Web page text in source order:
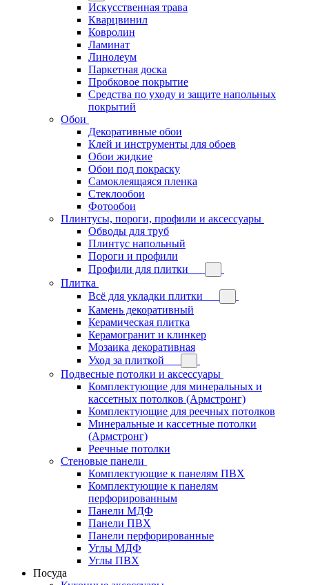
Искусственная трава
Кварцвинил
Ковролин
Ламинат
Линолеум
Паркетная доска
Пробковое покрытие
Средства по уходу и защите напольных
покрытий
Обои
Декоративные обои
Клей и инструменты для обоев
Обои жидкие
Обои под покраску
Самоклеящаяся пленка
Стеклообои
Фотообои
Плинтусы, пороги, профили и аксессуары
Обводы для труб
Плинтус напольный
Пороги и профили
Профили для плитки
Плитка
Всё для укладки плитки
Камень декоративный
Керамическая плитка
Керамогранит и клинкер
Мозаика декоративная
Уход за плиткой
Подвесные потолки и аксессуары
Комплектующие для минеральных и
кассетных потолков (Армстронг)
Комплектующие для реечных потолков
Минеральные и кассетные потолки
(Армстронг)
Реечные потолки
Стеновые панели
Комплектующие к панелям ПВХ
Комплектующие к панелям
перфорированным
Панели МДФ
Панели ПВХ
Панели перфорированные
Углы МДФ
Углы ПВХ
Посуда